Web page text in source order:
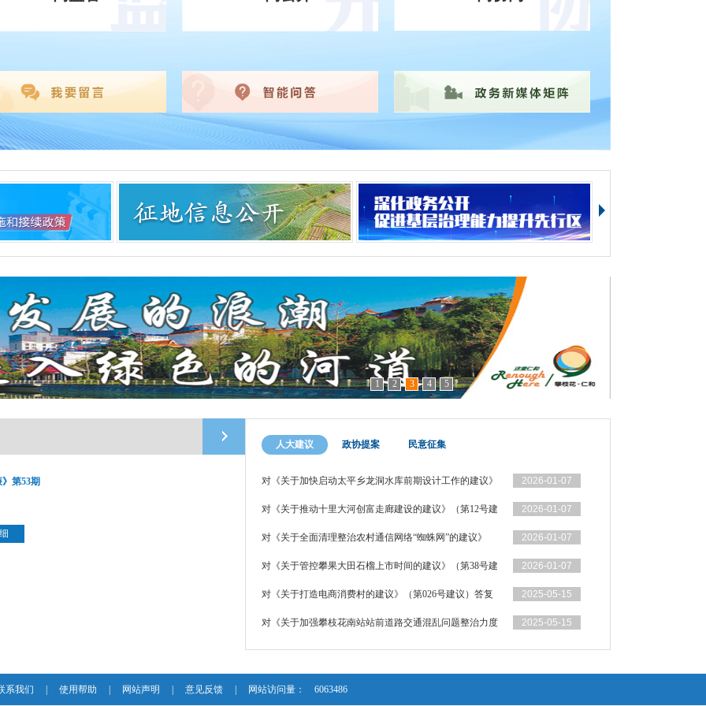
1 2 3 4 5
第53期
人大建议 政协提案 民意征集
2026-01-07
对《关于加快启动太平乡龙洞水库前期设计工作的建议》
2026-01-07
对《关于推动十里大河创富走廊建设的建议》（第12号建
2026-01-07
对《关于全面清理整治农村通信网络“蜘蛛网”的建议》
2026-01-07
对《关于管控攀果大田石榴上市时间的建议》（第38号建
2025-05-15
对《关于打造电商消费村的建议》（第026号建议）答复
2025-05-15
对《关于加强攀枝花南站站前道路交通混乱问题整治力度
系我们 使用帮助 网站声明 意见反馈 网站访问量： 6063486